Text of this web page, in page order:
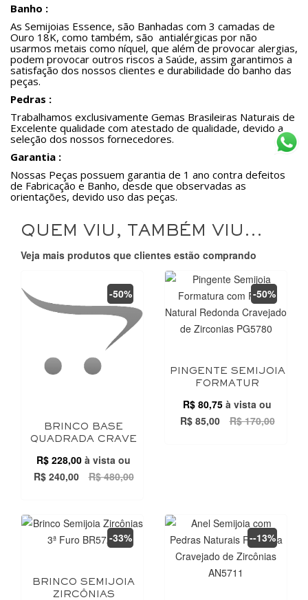
Banho :
As Semijoias Essence, são Banhadas com 3 camadas de
Ouro 18K, como também, são antialérgicas por não
usarmos metais como níquel, que além de provocar alergias,
podem provocar outros riscos a Saúde, assim garantimos a
satisfação dos nossos clientes e durabilidade do banho das
peças.
Pedras :
Trabalhamos exclusivamente Gemas Brasileiras Naturais de
Excelente qualidade com atestado de qualidade, devido a
seleção dos nossos fornecedores.
Garantia :
Nossas Peças possuem garantia de 1 ano contra defeitos
de Fabricação e Banho, desde que observadas as
orientações, devido uso das peças.
QUEM VIU, TAMBÉM VIU...
Veja mais produtos que clientes estão comprando
BRINCO BASE
QUADRADA CRAVE
R$ 228,00 à vista ou
R$ 240,00
R$ 480,00
-50%
PINGENTE SEMIJOIA
FORMATUR
R$ 80,75 à vista ou
R$ 85,00
R$ 170,00
-50%
BRINCO SEMIJOIA
ZIRCÔNIAS
-33% --13%